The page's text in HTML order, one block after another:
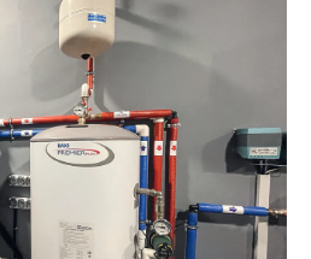
принятия Федерального
сложность
непрерывно растёт, охватывая
команда De Dietrich готова
инициативам
накопленных
качестве предлагаемого